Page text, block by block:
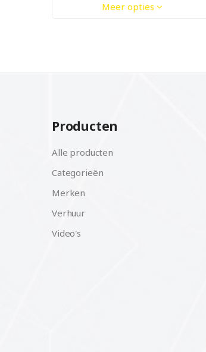
Meer opties
Producten
Alle producten
Categorieën
Merken
Verhuur
Video's